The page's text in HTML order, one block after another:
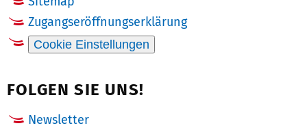
Zugangseröffnungserklärung
Cookie Einstellungen
FOLGEN SIE UNS!
Newsletter